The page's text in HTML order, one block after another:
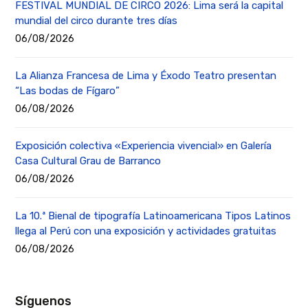
FESTIVAL MUNDIAL DE CIRCO 2026: Lima será la capital
mundial del circo durante tres días
06/08/2026
La Alianza Francesa de Lima y Éxodo Teatro presentan
“Las bodas de Fígaro”
06/08/2026
Exposición colectiva «Experiencia vivencial» en Galería
Casa Cultural Grau de Barranco
06/08/2026
La 10.ª Bienal de tipografía Latinoamericana Tipos Latinos
llega al Perú con una exposición y actividades gratuitas
06/08/2026
Síguenos